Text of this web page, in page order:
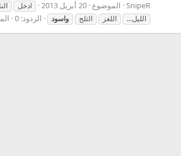
SnipeR الموضوع 20 أبريل 2013 ادخل
الليل...
اللغز الثلج واسود الردود: 0